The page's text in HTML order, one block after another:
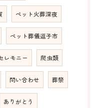
ペット火葬深夜
ペット葬儀逗子市
レモニー 爬虫類
問い合わせ 葬祭
ありがとう